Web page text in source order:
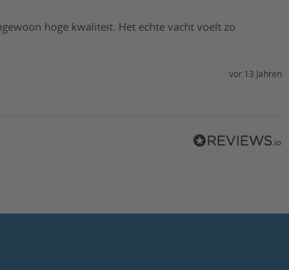
hoge kwaliteit. Het echte vacht voelt zo
vor 13 Jahren